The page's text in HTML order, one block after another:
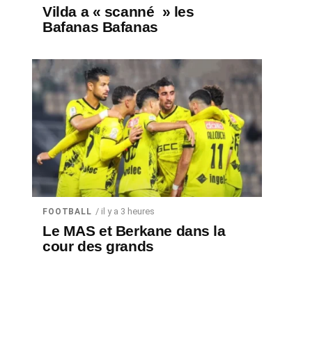
Vilda a « scanné » les
Bafanas Bafanas
FOOTBALL / il y a 3 heures
Le MAS et Berkane dans la
cour des grands